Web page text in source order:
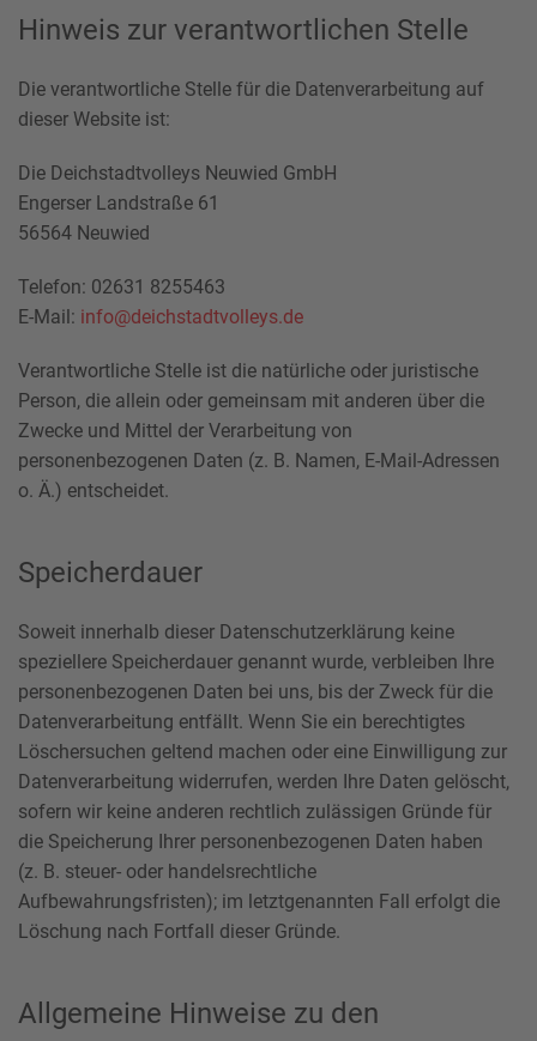
Hinweis zur verantwortlichen Stelle
Die verantwortliche Stelle für die Datenverarbeitung auf
dieser Website ist:
Die Deichstadtvolleys Neuwied GmbH
Engerser Landstraße 61
56564 Neuwied
Telefon: 02631 8255463
E-Mail: info@deichstadtvolleys.de
Verantwortliche Stelle ist die natürliche oder juristische
Person, die allein oder gemeinsam mit anderen über die
Zwecke und Mittel der Verarbeitung von
personenbezogenen Daten (z. B. Namen, E-Mail-Adressen
o. Ä.) entscheidet.
Speicherdauer
Soweit innerhalb dieser Datenschutzerklärung keine
speziellere Speicherdauer genannt wurde, verbleiben Ihre
personenbezogenen Daten bei uns, bis der Zweck für die
Datenverarbeitung entfällt. Wenn Sie ein berechtigtes
Löschersuchen geltend machen oder eine Einwilligung zur
Datenverarbeitung widerrufen, werden Ihre Daten gelöscht,
sofern wir keine anderen rechtlich zulässigen Gründe für
die Speicherung Ihrer personenbezogenen Daten haben
(z. B. steuer- oder handelsrechtliche
Aufbewahrungsfristen); im letztgenannten Fall erfolgt die
Löschung nach Fortfall dieser Gründe.
Allgemeine Hinweise zu den